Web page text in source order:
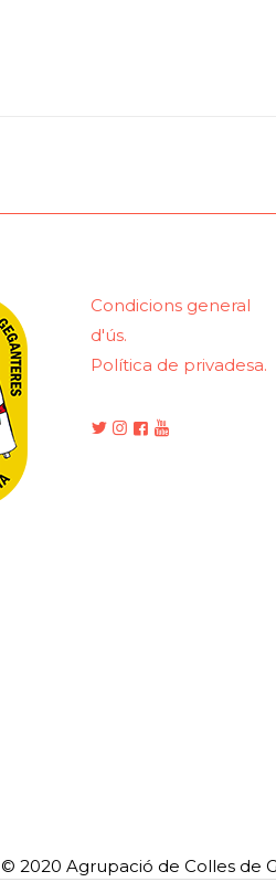
Condicions general
d'ús.
Política de privadesa.
© 2020 Agrupació de Colles de